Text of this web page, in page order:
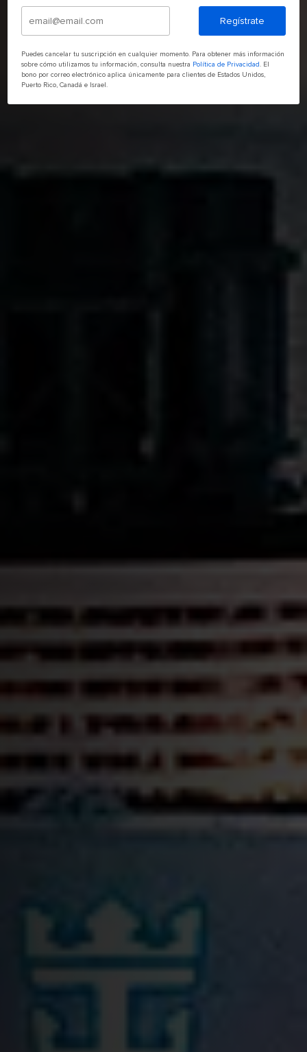
Regístrate
Puedes cancelar tu suscripción en cualquier momento. Para obtener más información
sobre cómo utilizamos tu información, consulta nuestra Política de Privacidad. El
bono por correo electrónico aplica únicamente para clientes de Estados Unidos,
Puerto Rico, Canadá e Israel.